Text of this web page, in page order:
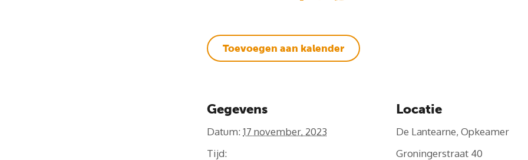
Toevoegen aan kalender
Gegevens
Datum: 17 november, 2023
Tijd:
Locatie
De Lantearne, Opkeamer
Groningerstraat 40